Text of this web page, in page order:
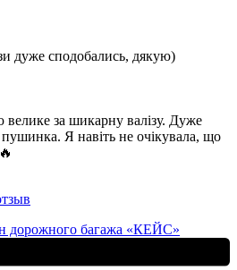
дуже сподобались, дякую)
за шикарну валізу. Дуже
пушинка. Я навіть не очікувала, що